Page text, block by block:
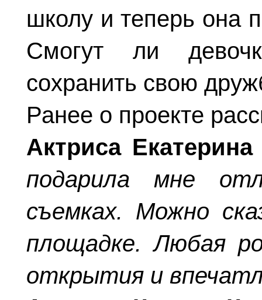
школу и теперь она
Смогут ли
сохранить свою
Ранее о проекте
Актриса
подарила мне
съемках. Можно
площадке. Любая
открытия и